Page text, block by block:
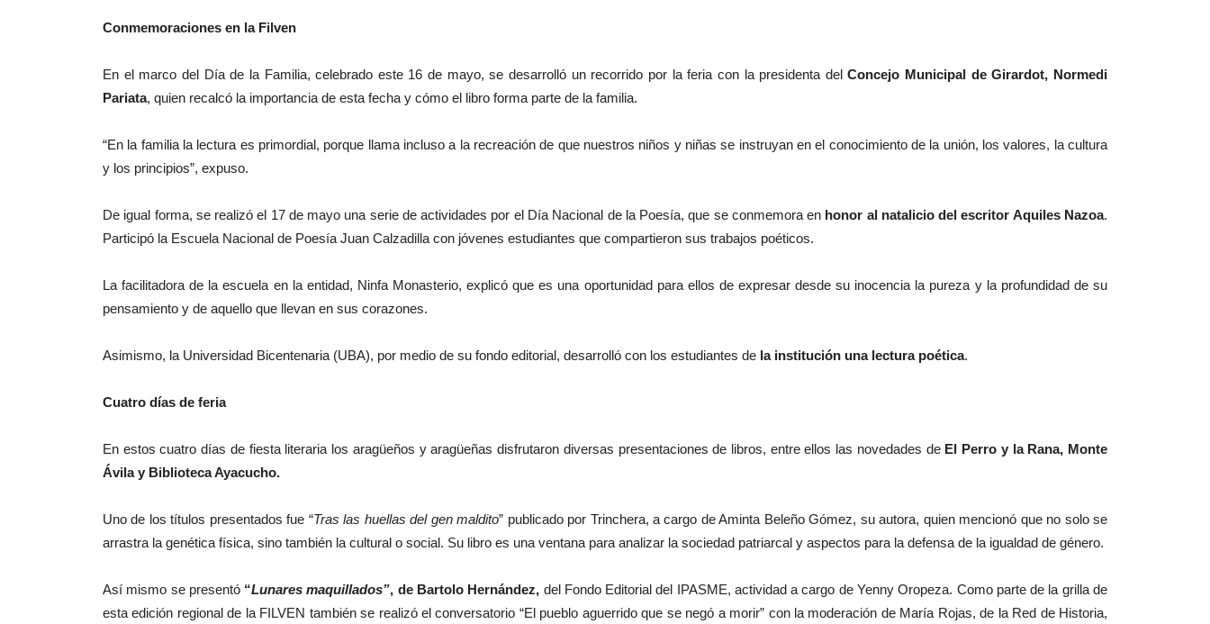
Conmemoraciones en la Filven
En el marco del Día de la Familia, celebrado este 16 de mayo, se desarrolló un recorrido por la feria con la presidenta delConcejo Municipal de Girardot, Normedi
Pariata, quien recalcó la importancia de esta fecha y cómo el libro forma parte de la familia.
“En la familia la lectura es primordial, porque llama incluso a la recreación de que nuestros niños y niñas se instruyan en el conocimiento de la unión, los valores, la cultura
y los principios”, expuso.
De igual forma, se realizó el 17 de mayo una serie de actividades por el Día Nacional de la Poesía, que se conmemora en honor al natalicio del escritor Aquiles Nazoa.
Participó la Escuela Nacional de Poesía Juan Calzadilla con jóvenes estudiantes que compartieron sus trabajos poéticos.
La facilitadora de la escuela en la entidad, Ninfa Monasterio, explicó que es una oportunidad para ellos de expresar desde su inocencia la pureza y la profundidad de su
pensamiento y de aquello que llevan en sus corazones.
Asimismo, la Universidad Bicentenaria (UBA), por medio de su fondo editorial, desarrolló con los estudiantes de la institución una lectura poética.
Cuatro días de feria
En estos cuatro días de fiesta literaria los aragüeños y aragüeñas disfrutaron diversas presentaciones de libros, entre ellos las novedades de El Perro y la Rana, Monte
Ávila y Biblioteca Ayacucho.
Uno de los títulos presentados fue “Tras las huellas del gen maldito” publicado por Trinchera, a cargo de Aminta Beleño Gómez, su autora, quien mencionó que no solo se
arrastra la genética física, sino también la cultural o social. Su libro es una ventana para analizar la sociedad patriarcal y aspectos para la defensa de la igualdad de género.
Así mismo se presentó “Lunares maquillados”, de Bartolo Hernández, del Fondo Editorial del IPASME, actividad a cargo de Yenny Oropeza. Como parte de la grilla de
esta edición regional de la FILVEN también se realizó el conversatorio “El pueblo aguerrido que se negó a morir” con la moderación de María Rojas, de la Red de Historia,